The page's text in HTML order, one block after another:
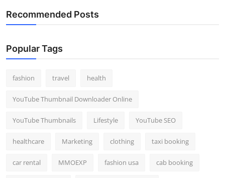
Recommended Posts
Popular Tags
fashion travel health
YouTube Thumbnail Downloader Online
YouTube Thumbnails Lifestyle YouTube SEO
healthcare Marketing clothing taxi booking
car rental MMOEXP fashion usa cab booking